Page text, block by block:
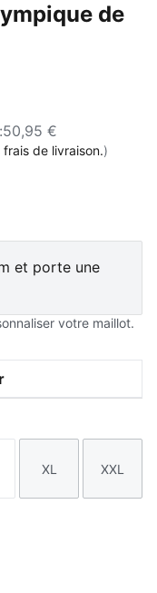
de
:50,95 €
frais de livraison.)
et porte une
votre maillot.
Taille
XL
Taille
XXL